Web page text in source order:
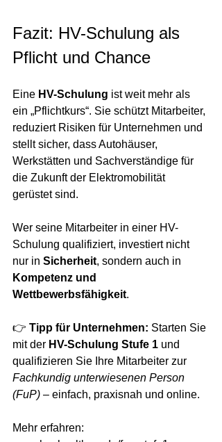
Fazit: HV-Schulung als
Pflicht und Chance
Eine HV-Schulung ist weit mehr als
ein „Pflichtkurs“. Sie schützt Mitarbeiter,
reduziert Risiken für Unternehmen und
stellt sicher, dass Autohäuser,
Werkstätten und Sachverständige für
die Zukunft der Elektromobilität
gerüstet sind.
Wer seine Mitarbeiter in einer HV-
Schulung qualifiziert, investiert nicht
nur in Sicherheit, sondern auch in
Kompetenz und
Wettbewerbsfähigkeit.
👉 Tipp für Unternehmen: Starten Sie
mit der HV-Schulung Stufe 1 und
qualifizieren Sie Ihre Mitarbeiter zur
Fachkundig unterwiesenen Person
(FuP) – einfach, praxisnah und online.
Mehr erfahren: